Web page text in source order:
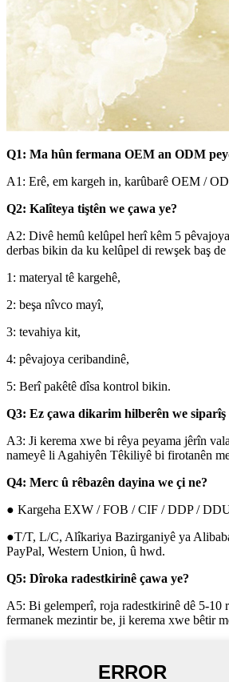
Q1: Ma hûn fermana OEM an ODM
A1: Erê, em kargeh in, karûbarê OEM /
Q2: Kalîteya tiştên we çawa ye?
A2: Divê hemû kelûpel herî kêm 5
derbas bikin da ku kelûpel di rewşek baş de
1: materyal tê kargehê,
2: beşa nîvco mayî,
3: tevahiya kit,
4: pêvajoya ceribandinê,
5: Berî pakêtê dîsa kontrol bikin.
Q3: Ez çawa dikarim hilberên we
A3: Ji kerema xwe bi rêya peyama jêrîn
nameyê li Agahiyên Têkiliyê bi firotanên
Q4: Merc û rêbazên dayina we çi ne?
● Kargeha EXW / FOB / CIF / DDP /
●T/T, L/C, Alîkariya Bazirganiyê ya
PayPal, Western Union, û hwd.
Q5: Dîroka radestkirinê çawa ye?
A5: Bi gelemperî, roja radestkirinê dê 5-10
fermanek mezintir be, ji kerema xwe bêtir